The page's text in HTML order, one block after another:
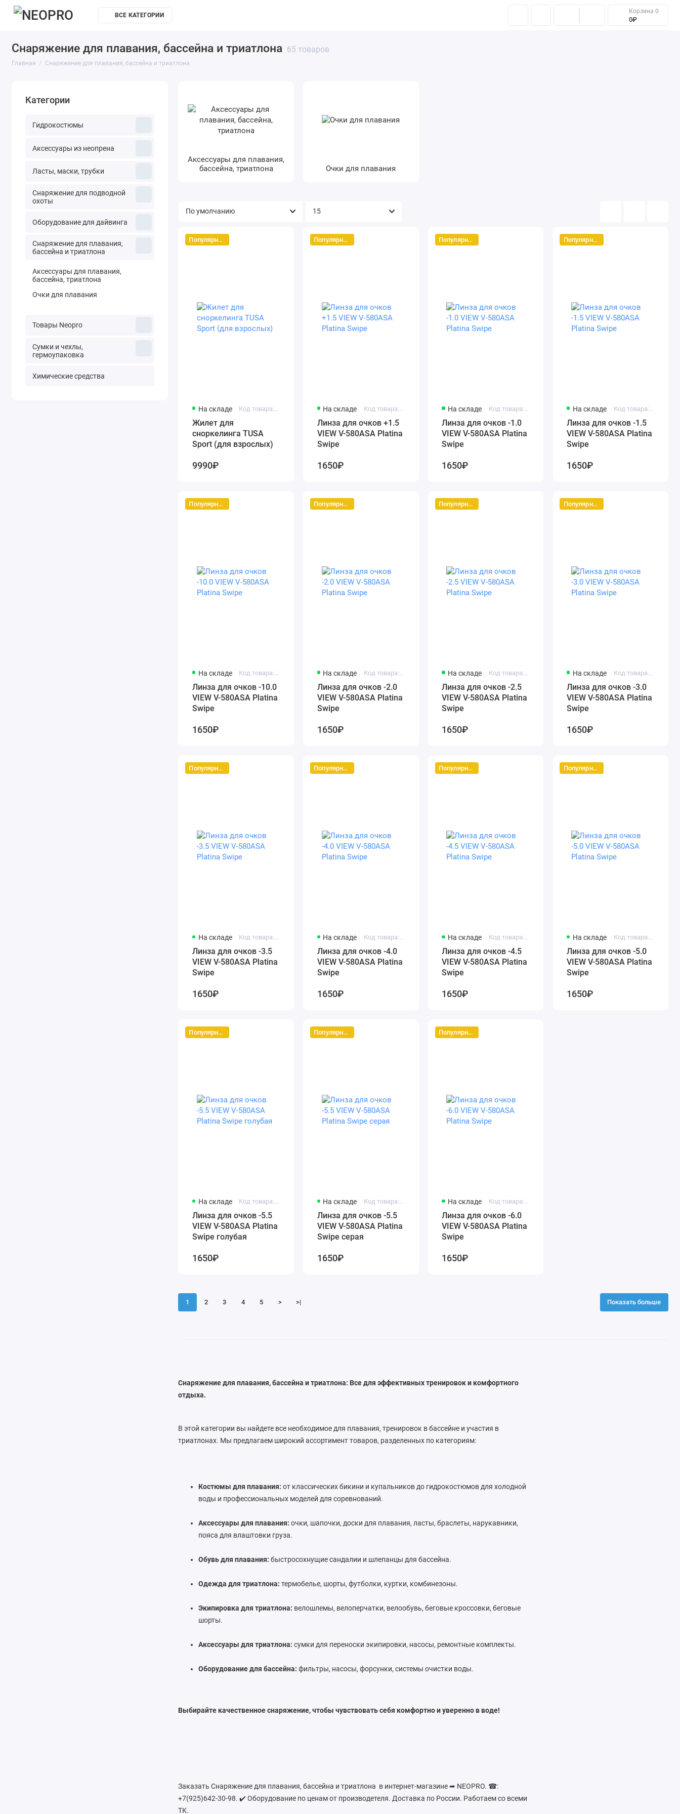
ВСЕ КАТЕГОРИИ
Корзина 0
0₽
Снаряжение для плавания, бассейна и триатлона 65 товаров
Главная Снаряжение для плавания, бассейна и триатлона
Категории
Гидрокостюмы
Аксессуары из неопрена
Ласты, маски, трубки
Снаряжение для подводной
охоты
Оборудование для дайвинга
Снаряжение для плавания,
бассейна и триатлона
Аксессуары для плавания,
бассейна, триатлона
Очки для плавания
Товары Neopro
Сумки и чехлы,
гермоупаковка
Химические средства
Аксессуары для плавания,
бассейна, триатлона
Очки для плавания
Популярный
На складе Код товара: sv-4500 fy
Жилет для
сноркелинга TUSA
Sport (для взрослых)
9990₽
Популярный
На складе Код товара: vc580assk+1.5
Линза для очков +1.5
VIEW V-580ASA Platina
Swipe
1650₽
Популярный
На складе Код товара: vc580assk-1.0
Линза для очков -1.0
VIEW V-580ASA Platina
Swipe
1650₽
Популярный
На складе Код товара: vc580assk-1.5
Линза для очков -1.5
VIEW V-580ASA Platina
Swipe
1650₽
Популярный
На складе Код товара: vc580assk-10.0
Линза для очков -10.0
VIEW V-580ASA Platina
Swipe
1650₽
Популярный
На складе Код товара: vc580assk-2.0
Линза для очков -2.0
VIEW V-580ASA Platina
Swipe
1650₽
Популярный
На складе Код товара: vc580assk-2.5
Линза для очков -2.5
VIEW V-580ASA Platina
Swipe
1650₽
Популярный
На складе Код товара: vc580assk-3.0
Линза для очков -3.0
VIEW V-580ASA Platina
Swipe
1650₽
Популярный
На складе Код товара: vc580assk-3.5
Линза для очков -3.5
VIEW V-580ASA Platina
Swipe
1650₽
Популярный
На складе Код товара: vc580assk-4.0
Линза для очков -4.0
VIEW V-580ASA Platina
Swipe
1650₽
Популярный
На складе Код товара: vc580assk-4.5
Линза для очков -4.5
VIEW V-580ASA Platina
Swipe
1650₽
Популярный
На складе Код товара: vc580assk-5.0
Линза для очков -5.0
VIEW V-580ASA Platina
Swipe
1650₽
Популярный
На складе Код товара: vc580aslb-5.5
Линза для очков -5.5
VIEW V-580ASA Platina
Swipe голубая
1650₽
Популярный
На складе Код товара: vc580assk-5.5
Линза для очков -5.5
VIEW V-580ASA Platina
Swipe серая
1650₽
Популярный
На складе Код товара: vc580assk-6.0
Линза для очков -6.0
VIEW V-580ASA Platina
Swipe
1650₽
1 2 3 4 5 > >| Показать больше
Снаряжение для плавания, бассейна и триатлона: Все для эффективных тренировок и комфортного
отдыха.
В этой категории вы найдете все необходимое для плавания, тренировок в бассейне и участия в
триатлонах. Мы предлагаем широкий ассортимент товаров, разделенных по категориям:
Костюмы для плавания: от классических бикини и купальников до гидрокостюмов для холодной
воды и профессиональных моделей для соревнований.
Аксессуары для плавания: очки, шапочки, доски для плавания, ласты, браслеты, нарукавники,
пояса для влаштовки груза.
Обувь для плавания: быстросохнущие сандалии и шлепанцы для бассейна.
Одежда для триатлона: термобелье, шорты, футболки, куртки, комбинезоны.
Экипировка для триатлона: велошлемы, велоперчатки, велообувь, беговые кроссовки, беговые
шорты.
Аксессуары для триатлона: сумки для переноски экипировки, насосы, ремонтные комплекты.
Оборудование для бассейна: фильтры, насосы, форсунки, системы очистки воды.
Выбирайте качественное снаряжение, чтобы чувствовать себя комфортно и уверенно в воде!
Заказать Снаряжение для плавания, бассейна и триатлона в интернет-магазине ➦ NEOPRO. ☎:
+7(925)642-30-98. ✔️ Оборудование по ценам от производетеля. Доставка по России. Работаем со всеми
ТК.